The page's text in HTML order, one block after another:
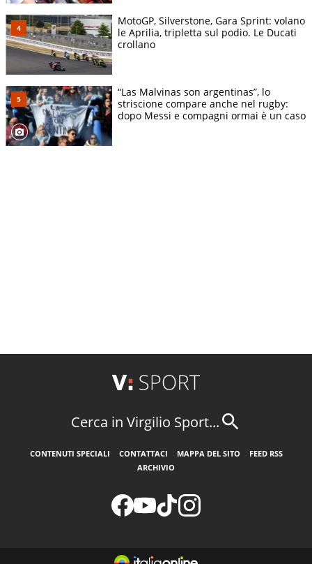
MotoGP, Silverstone, Gara Sprint: volano
le Aprilia, tripletta sul podio. Le Ducati
crollano
“Las Malvinas son argentinas”, lo
striscione compare anche nel rugby:
dopo Messi e compagni ormai è un caso
Cerca in Virgilio Sport...
CONTENUTI SPECIALI CONTATTACI MAPPA DEL SITO
FEED RSS
ARCHIVIO